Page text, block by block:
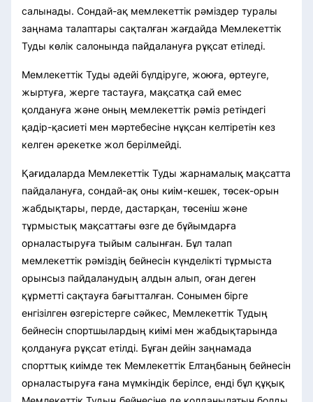
салынады. Сондай-ақ мемлекеттік рәміздер туралы
заңнама талаптары сақталған жағдайда Мемлекеттік
Туды көлік салонында пайдалануға рұқсат етіледі.
Мемлекеттік Туды әдейі бүлдіруге, жоюға, өртеуге,
жыртуға, жерге тастауға, мақсатқа сай емес
қолдануға және оның мемлекеттік рәміз ретіндегі
қадір-қасиеті мен мәртебесіне нұқсан келтіретін кез
келген әрекетке жол берілмейді.
Қағидаларда Мемлекеттік Туды жарнамалық мақсатта
пайдалануға, сондай-ақ оны киім-кешек, төсек-орын
жабдықтары, перде, дастарқан, төсеніш және
тұрмыстық мақсаттағы өзге де бұйымдарға
орналастыруға тыйым салынған. Бұл талап
мемлекеттік рәміздің бейнесін күнделікті тұрмыста
орынсыз пайдаланудың алдын алып, оған деген
құрметті сақтауға бағытталған. Сонымен бірге
енгізілген өзгерістерге сәйкес, Мемлекеттік Тудың
бейнесін спортшылардың киімі мен жабдықтарында
қолдануға рұқсат етілді. Бұған дейін заңнамада
спорттық киімде тек Мемлекеттік Елтаңбаның бейнесін
орналастыруға ғана мүмкіндік берілсе, енді бұл құқық